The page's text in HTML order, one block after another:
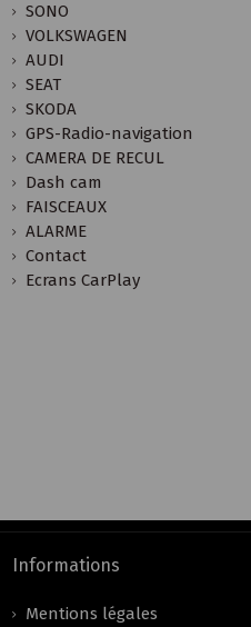
SONO
VOLKSWAGEN
AUDI
SEAT
SKODA
GPS-Radio-navigation
CAMERA DE RECUL
Dash cam
FAISCEAUX
ALARME
Contact
Ecrans CarPlay
Informations
Mentions légales